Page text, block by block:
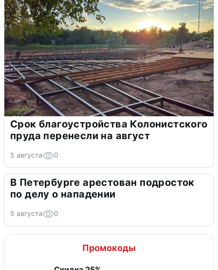
Срок благоустройства Колонистского
пруда перенесли на август
5 августа 0
В Петербурге арестован подросток
по делу о нападении
5 августа 0
Промокоды